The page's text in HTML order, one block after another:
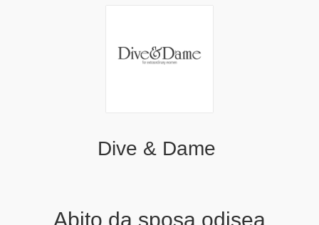
Dive & Dame
Abito da sposa odisea